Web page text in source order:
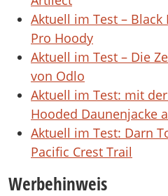
Aktuell im Test –
Pro Hoody
Aktuell im Test – Die
von Odlo
Aktuell im Test: mit
Hooded Daunenjacke
Aktuell im Test: Darn
Pacific Crest Trail
Werbehinweis